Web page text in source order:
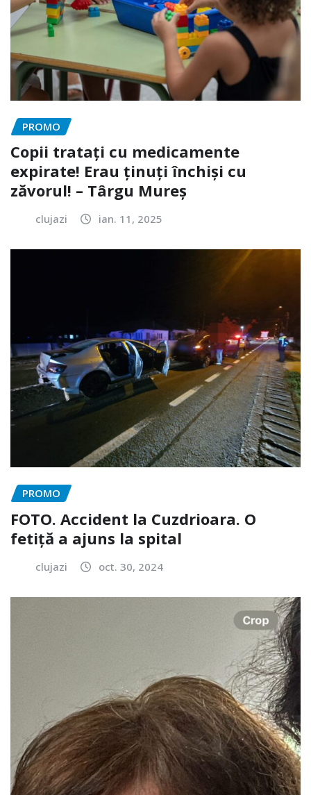
PROMO
Copii tratați cu medicamente
expirate! Erau ținuți închiși cu
zăvorul! – Târgu Mureș
clujazi ian. 11, 2025
PROMO
FOTO. Accident la Cuzdrioara. O
fetiță a ajuns la spital
clujazi oct. 30, 2024